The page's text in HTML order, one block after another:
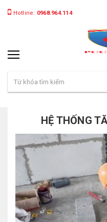
Hotline: 0968.964.114
HỆ THỐNG